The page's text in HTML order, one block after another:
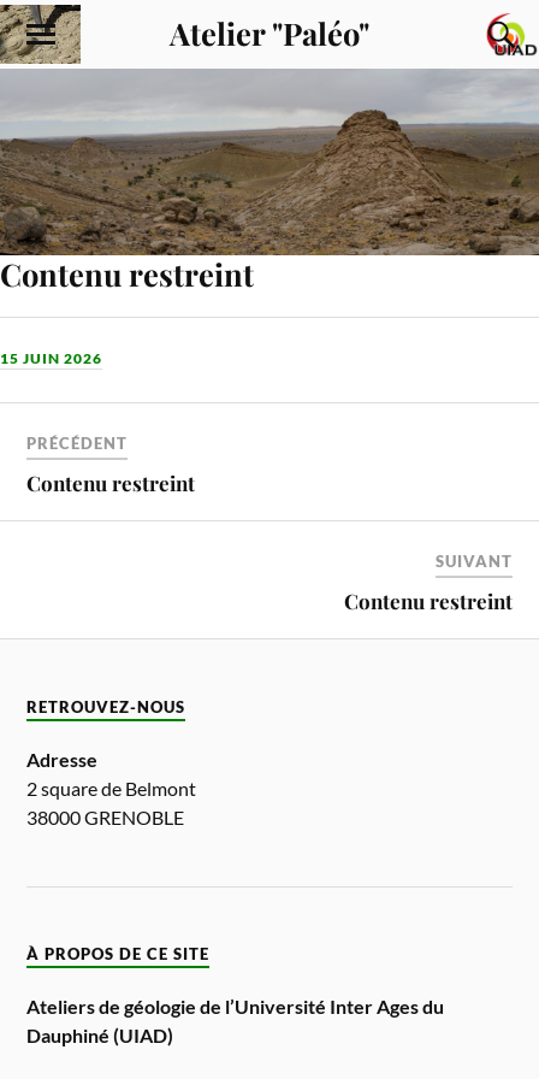
Atelier "Paléo"
Contenu restreint
15 JUIN 2026
PRÉCÉDENT
Contenu restreint
SUIVANT
Contenu restreint
RETROUVEZ-NOUS
Adresse
2 square de Belmont
38000 GRENOBLE
À PROPOS DE CE SITE
Ateliers de géologie de l’Université Inter Ages du
Dauphiné (UIAD)